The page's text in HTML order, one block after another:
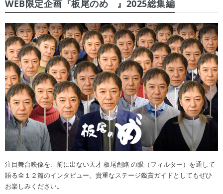
WEB限定企画『板尾のめ゙』2025総集編
注目舞台映像を、前に出ない天才 板尾創路 の眼（フィルター）を通して
語る全１２篇のインタビュー。貴重なステージ鑑賞ガイドとしてもぜひ
お楽しみください。